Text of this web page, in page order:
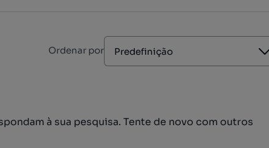
Ordenar por Predefinição
à sua pesquisa. Tente de novo com outros